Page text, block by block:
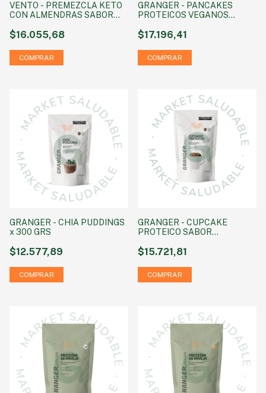
VENTO - PREMEZCLA KETO
CON ALMENDRAS SABOR
$16.055,68
GRANGER - PANCAKES
PROTEICOS VEGANOS
$17.196,41
GRANGER - CHIA PUDDINGS
x 300 GRS
$12.577,89
GRANGER - CUPCAKE
PROTEICO SABOR
$15.721,81